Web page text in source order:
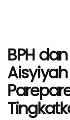
BPH